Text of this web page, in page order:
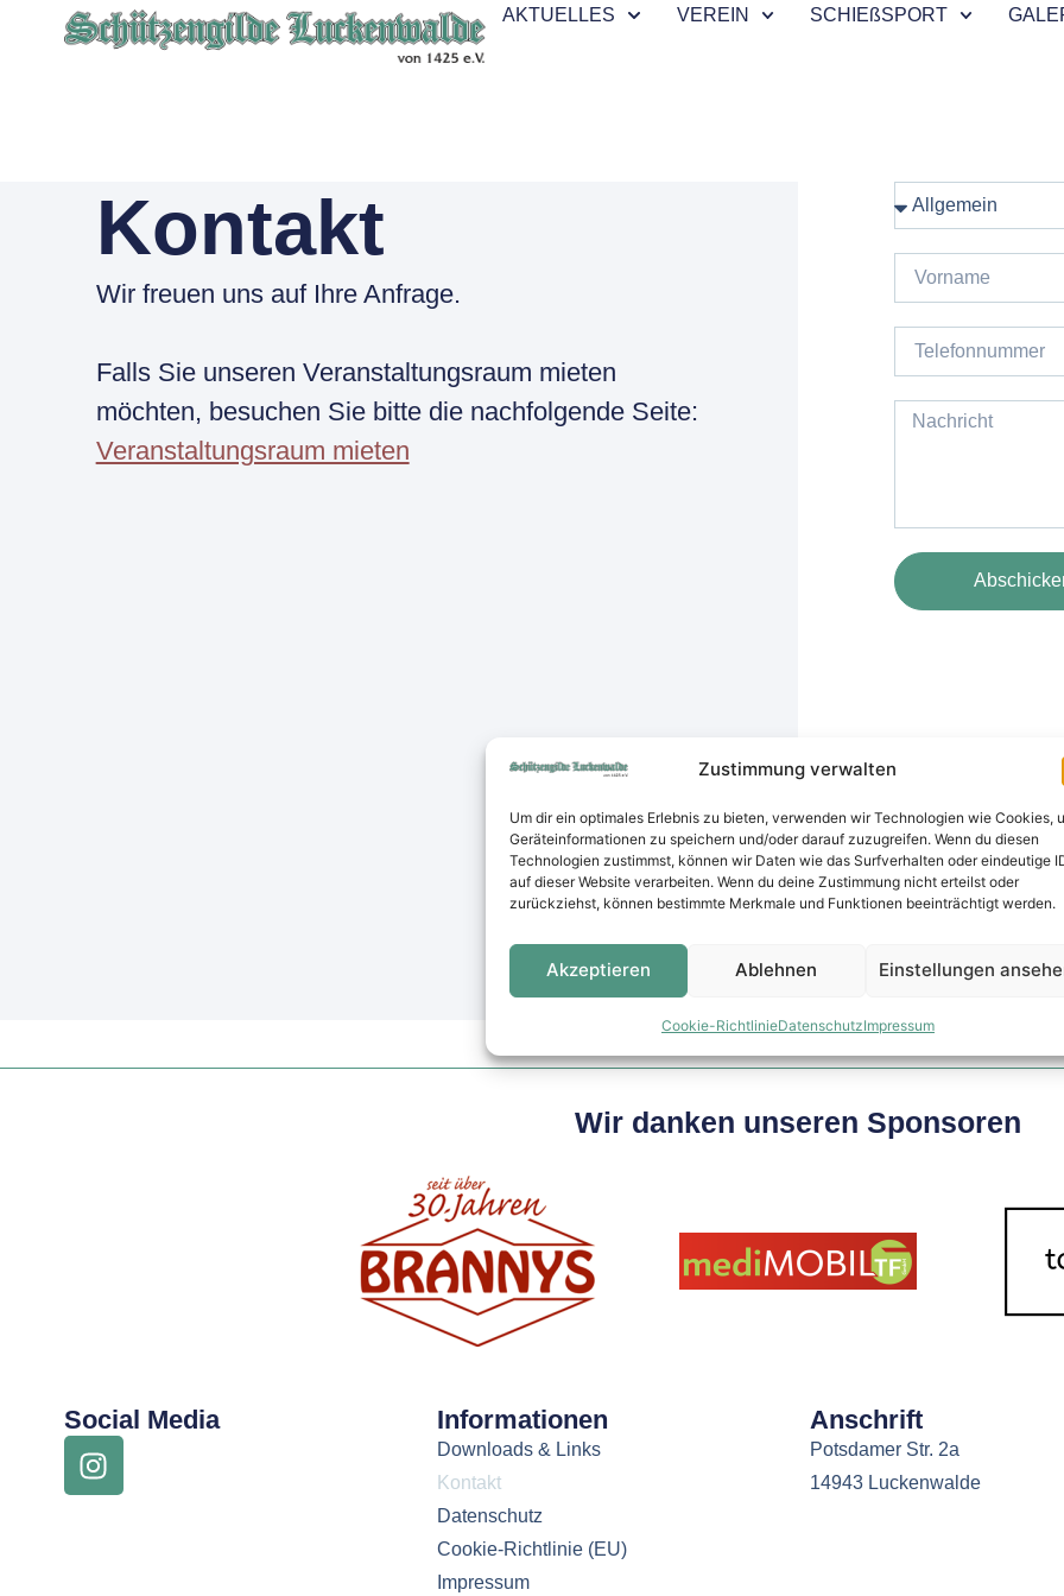
Zustimmung verwalten
Um dir ein optimales Erlebnis zu bieten, verwenden wir Technologien wie Cookies,
Geräteinformationen zu speichern und/oder darauf zuzugreifen. Wenn du diesen
Technologien zustimmst, können wir Daten wie das Surfverhalten oder eindeutige
auf dieser Website verarbeiten. Wenn du deine Zustimmung nicht erteilst oder
zurückziehst, können bestimmte Merkmale und Funktionen beeinträchtigt werden.
Akzeptieren Ablehnen Einstellungen
Cookie-RichtlinieDatenschutzImpressum
AKTUELLES VEREIN SCHIEßSPORT
Kontakt
Wir freuen uns auf Ihre Anfrage.
Falls Sie unseren Veranstaltungsraum mieten
möchten, besuchen Sie bitte die nachfolgende Seite:
Veranstaltungsraum mieten
Wir danken unseren Sponsoren
Social Media Informationen
Downloads & Links
Kontakt
Datenschutz
Cookie-Richtlinie (EU)
Impressum
Anschrift
Potsdamer Str. 2a
14943 Luckenwalde